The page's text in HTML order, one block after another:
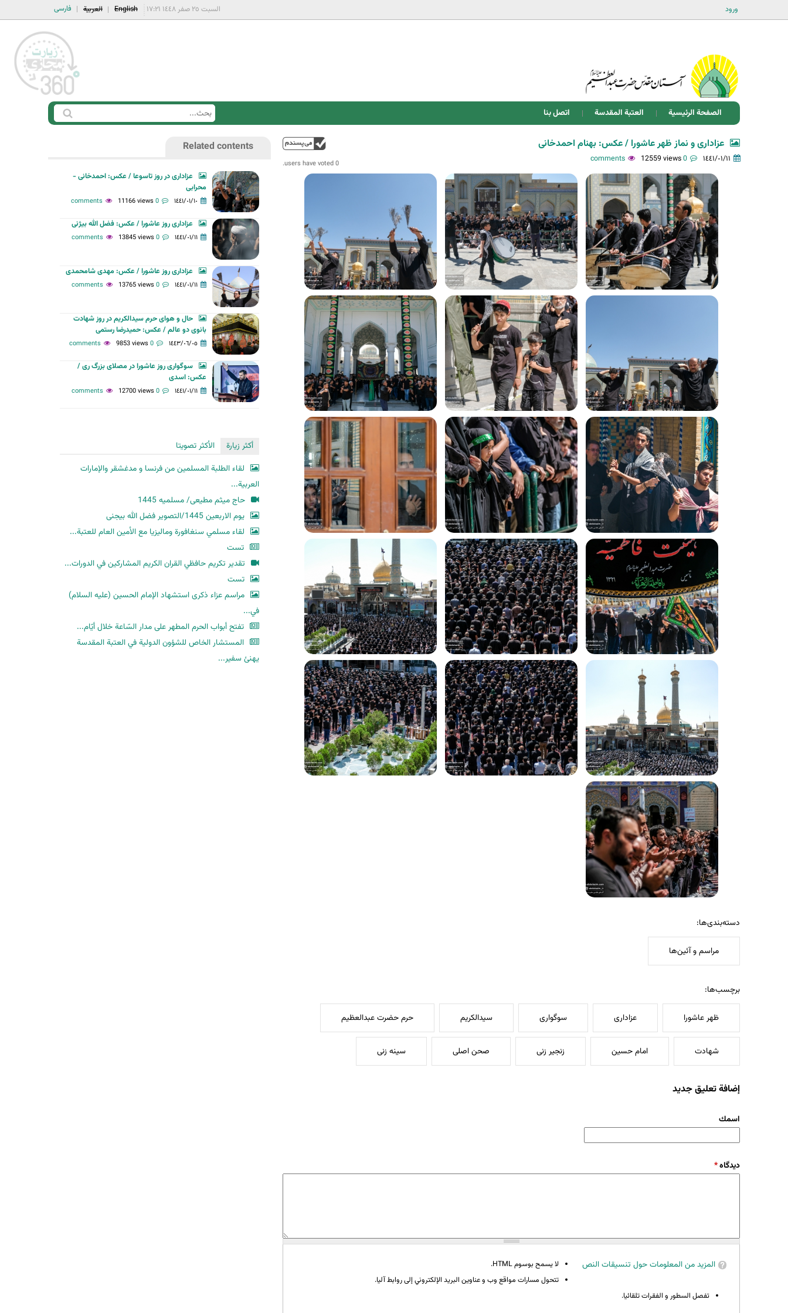
ورود فارسی العربية English السبت ٢٥ صفر ١٤٤٨ ١٧:٢١
الصفحة الرئيسية العتبة المقدسة اتصل بنا
ا
س
ح
ث
ب
ح
0 users have voted.
عزاداری و نماز ظهر عاشورا / عکس: بهنام احمدخانی
١٤٤١/٠١/١١ 0 comments
12559 views
دسته‌بندی‌ها:
مراسم و آئین‌ها
برچسب‌ها:
ظهر عاشورا عزاداری سوگواری سیدالکریم حرم حضرت عبدالعظیم
شهادت امام حسین زنجیر زنی صحن اصلی سینه زنی
إضافة تعليق جديد
‏اسمك ‏
‏دیدگاه ‏*
المزيد من المعلومات حول تنسيقات النص
لا يسمح بوسوم HTML.
تتحول مسارات مواقع وب و عناوين البريد الإلكتروني إلى روابط آليا.
تفصل السطور و الفقرات تلقائيا.
Related contents
عزاداری در روز تاسوعا / عکس: احمدخانی -
محرابی
١٤٤١/٠١/١٠ 0 comments
11166 views
عزاداری روز عاشورا / عکس: فضل الله بیژنی
١٤٤١/٠١/١١ 0 comments
13845 views
عزاداری روز عاشورا / عکس: مهدی شامحمدی
١٤٤١/٠١/١١ 0 comments
13765 views
حال و هوای حرم سیدالکریم در روز شهادت
بانوی دو عالم / عکس: حمیدرضا رستمی
١٤٤٣/٠٦/٠٥ 0 comments
9853 views
سوگواری روز عاشورا در مصلای بزرگ ری /
عکس: اسدی
١٤٤١/٠١/١١ 0 comments
12700 views
أكثر زيارة
الأكثر تصويتا
لقاء الطلبة المسلمين من فرنسا و مدغشقر والإمارات
العربية...
حاج میثم مطیعی/ مسلمیه 1445
یوم الاربعین 1445/التصویر فضل الله بیجنی
لقاء مسلمي سنغافورة وماليزيا مع الأمين العام للعتبة...
تست
تقدير تكريم حافظي القران الكريم المشاركين في الدورات...
تست
مراسم عزاء ذكرى استشهاد الإمام الحسين (عليه السلام)
في...
تفتح أبواب الحرم المطهر على مدار السّاعة خلال أيّام...
المستشار الخاص للشؤون الدولية في العتبة المقدسة
يهنئ سفير...